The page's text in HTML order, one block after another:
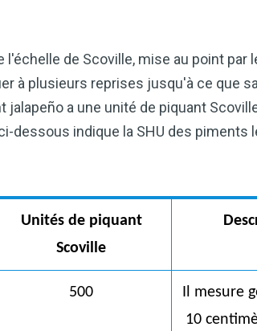
de Scoville, mise au point par
à plusieurs reprises jusqu'à ce que
a une unité de piquant
dessous indique la SHU des
Unités de piquant
Scoville
500
Il mesure
10
Découvrez comment le
améliore naturellement